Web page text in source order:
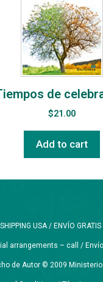
de
$21.00
Add to cart
SHIPPING USA / ENVÍO
arrangements – call /
de Autor © 2009